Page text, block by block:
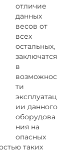
отличие
данных
весов от
всех
остальных,
заключатся
в
возможнос
ти
эксплуатац
ии данного
оборудова
ния на
опасных
таких